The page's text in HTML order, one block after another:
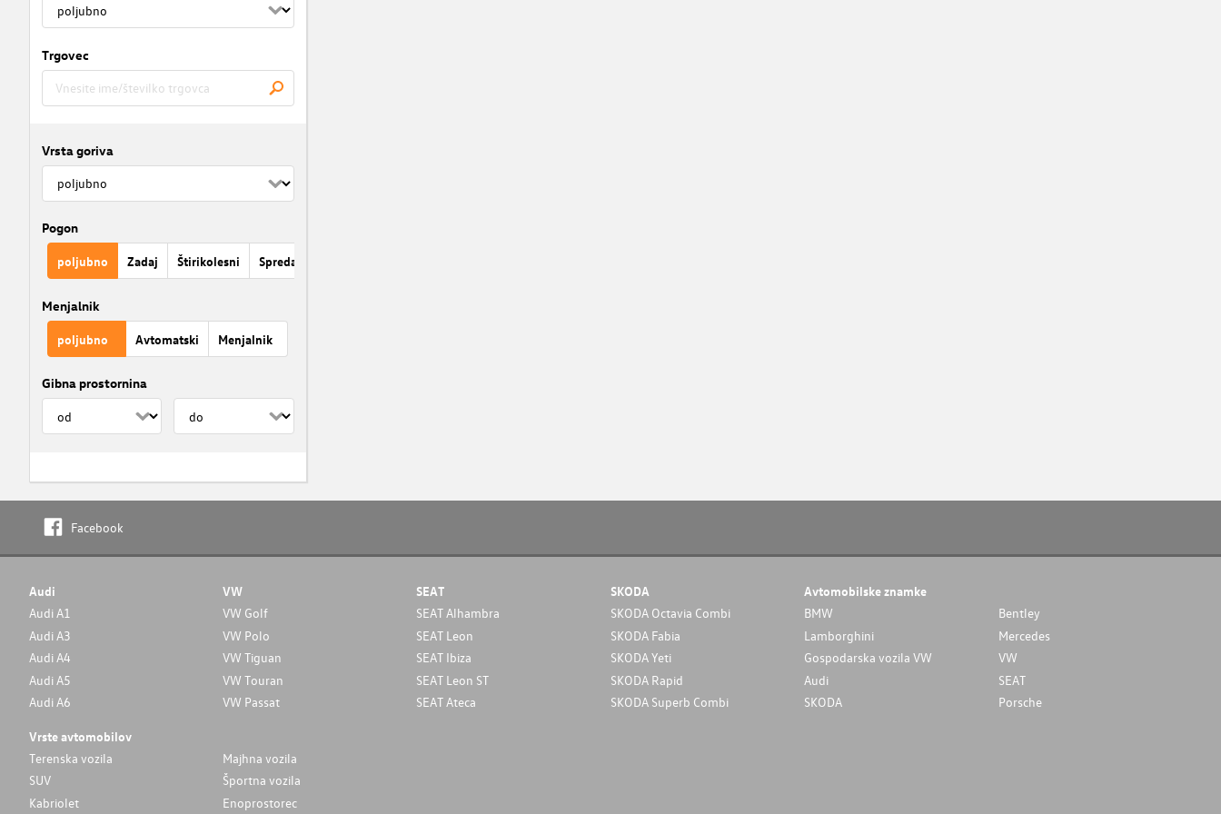
Trgovec
Vrsta goriva
Pogon
poljubno Zadaj Štirikolesni Spredaj
Menjalnik
poljubno Avtomatski Menjalnik
Gibna prostornina
Facebook
Audi
Audi A1
Audi A3
Audi A4
Audi A5
Audi A6
VW
VW Golf
VW Polo
VW Tiguan
VW Touran
VW Passat
SEAT
SEAT Alhambra
SEAT Leon
SEAT Ibiza
SEAT Leon ST
SEAT Ateca
SKODA
SKODA Octavia Combi
SKODA Fabia
SKODA Yeti
SKODA Rapid
SKODA Superb Combi
Avtomobilske znamke
BMW
Bentley
Lamborghini
Mercedes
Gospodarska vozila VW
VW
Audi
SEAT
SKODA
Porsche
Vrste avtomobilov
Terenska vozila
Majhna vozila
SUV
Športna vozila
Kabriolet
Enoprostorec